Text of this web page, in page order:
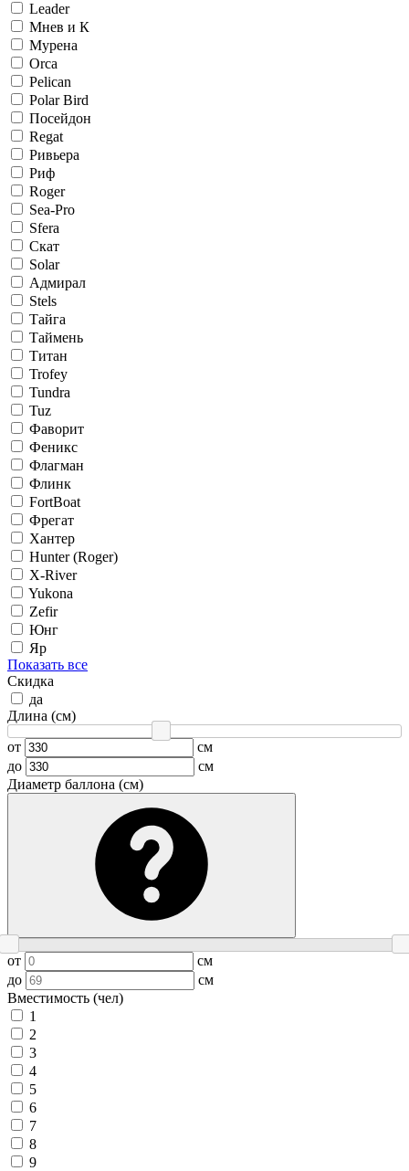
Leader
Мнев и К
Мурена
Orca
Pelican
Polar Bird
Посейдон
Regat
Ривьера
Риф
Roger
Sea-Pro
Sfera
Скат
Solar
Адмирал
Stels
Тайга
Таймень
Титан
Trofey
Tundra
Tuz
Фаворит
Феникс
Флагман
Флинк
FortBoat
Фрегат
Хантер
Hunter (Roger)
X-River
Yukona
Zefir
Юнг
Яр
Показать все
Скидка
да
Длина (см)
от
см
до
см
Диаметр баллона (см)
от
см
до
см
Вместимость (чел)
1
2
3
4
5
6
7
8
9